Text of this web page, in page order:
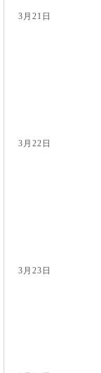
3月21日
3月22日
3月23日